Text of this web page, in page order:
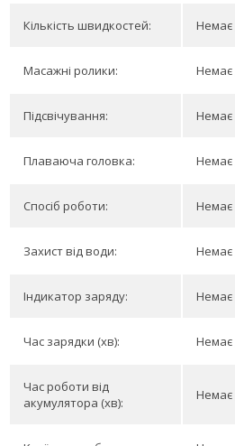
Кількість швидкостей: Немає
Масажні ролики: Немає
Підсвічування: Немає
Плаваюча головка: Немає
Спосіб роботи: Немає
Захист від води: Немає
Індикатор заряду: Немає
Час зарядки (хв): Немає
Час роботи від
акумулятора (хв):
Немає